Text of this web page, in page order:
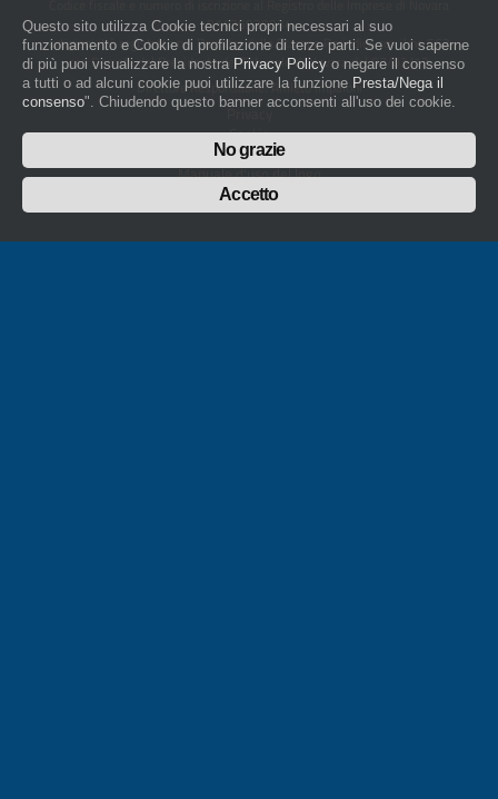
01436930034
artigiani.it è registrato nel Registro della Stampa Periodica con il nr. 562
con Decreto del Presidente del Tribunale di Novara del 07/03/13
Direttore Responsabile: Amleto Impaloni
Privacy
Cookie
Whistleblowing
Manuale d'uso del logo
Policy sulla Parità di genere
Questo sito utilizza Cookie tecnici propri necessari al suo
funzionamento e Cookie di profilazione di terze parti. Se vuoi saperne
di più puoi visualizzare la nostra Privacy Policy o negare il consenso
a tutti o ad alcuni cookie puoi utilizzare la funzione Presta/Nega il
consenso". Chiudendo questo banner acconsenti all'uso dei cookie.
No grazie
Accetto